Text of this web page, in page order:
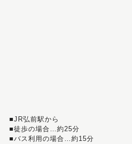
■JR弘前駅から
■徒歩の場合…約25分
■バス利用の場合…約15分